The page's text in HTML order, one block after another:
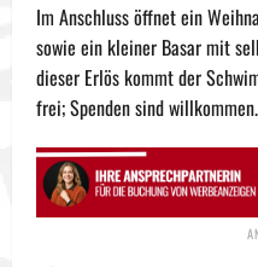
Im Anschluss öffnet ein
sowie ein kleiner Basar mit
dieser Erlös kommt der
frei; Spenden sind willkommen.